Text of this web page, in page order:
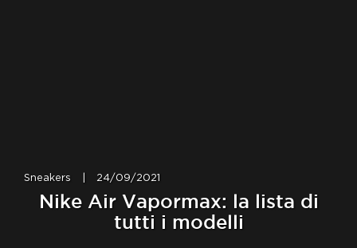
Sneakers 24/09/2021
Nike Air Vapormax: la lista di
tutti i modelli